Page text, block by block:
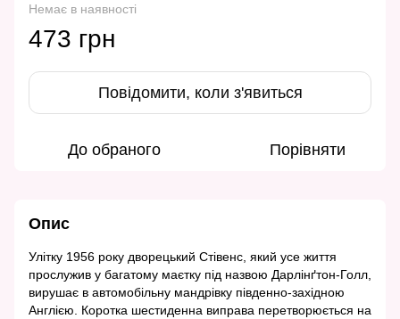
Немає в наявності
473 грн
Повідомити, коли з'явиться
До обраного Порівняти
Опис
Улітку 1956 року дворецький Стівенс, який усе життя
прослужив у багатому маєтку під назвою Дарлінґтон-Голл,
вирушає в автомобільну мандрівку південно-західною
Англією. Коротка шестиденна виправа перетворюється на